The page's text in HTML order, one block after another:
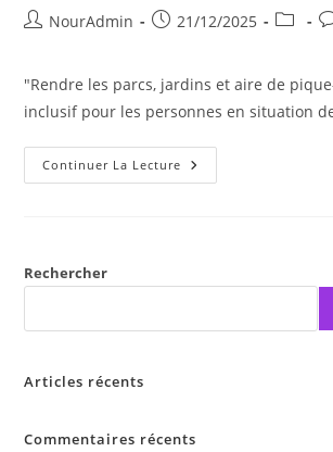
Auteur/autrice
publication :
NourAdmin
Publication
21/12/2025
Post
"Rendre les parcs, jardins et aire de
inclusif pour les personnes en situation
Continuer La Lecture Inclusivité
Handicap
Rechercher
Articles récents
Commentaires récents